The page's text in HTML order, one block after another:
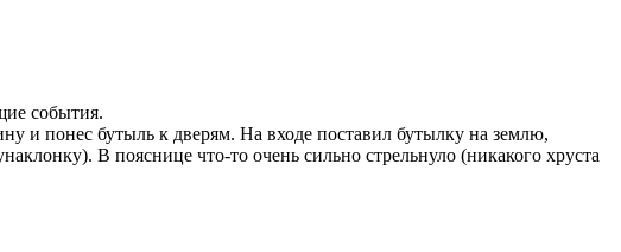
события.
и понес бутыль к дверям. На входе поставил бутылку на землю,
В пояснице что-то очень сильно стрельнуло (никакого хруста